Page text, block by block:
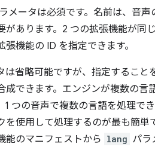
メータは必須です。名前は、音
があります。2 つの拡張機能が同
張機能の ID を指定できます。
は省略可能ですが、指定すること
成できます。エンジンが複数の
1 つの音声で複数の言語を処理で
を使用して処理するのが最も簡
能のマニフェストから lang パラ